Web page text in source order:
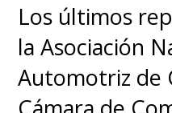
Los últimos
la Asociación
Automotriz de